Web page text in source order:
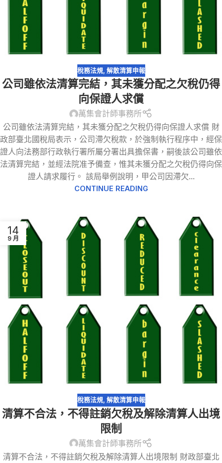
稅務法規, 解散清算申報
公司雖依法清算完結，其未獲分配之欠稅仍得
向保證人求償
萬集會計師事務所
公司雖依法清算完結，其未獲分配之欠稅仍得向保證人求償 財
政部臺北國稅局表示，公司滯欠稅款，於強制執行程序中，經保
證人向法務部行政執行署所屬分署出具擔保書，嗣後該公司雖依
法清算完結，並經法院准予備查，惟其未獲分配之欠稅仍得向保
證人請求履行。 該局舉例說明，甲公司因滯欠...
CONTINUE READING
14
9 月
稅務法規, 解散清算申報
清算不合法，不得註銷欠稅及解除清算人出境
限制
萬集會計師事務所
清算不合法，不得註銷欠稅及解除清算人出境限制 財政部臺北